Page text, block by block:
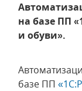
на базе ПП
и обуви».
базе ПП